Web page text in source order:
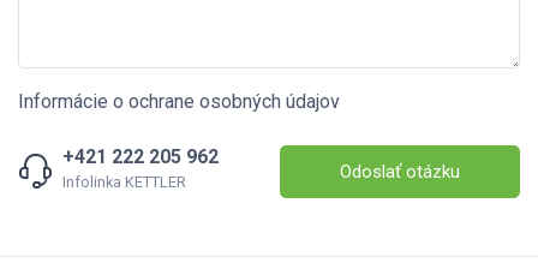
Informácie o ochrane osobných údajov
+421 222 205 962
Infolinka KETTLER Odoslať otázku